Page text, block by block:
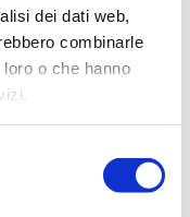
dei dati web,
combinarle
o che hanno